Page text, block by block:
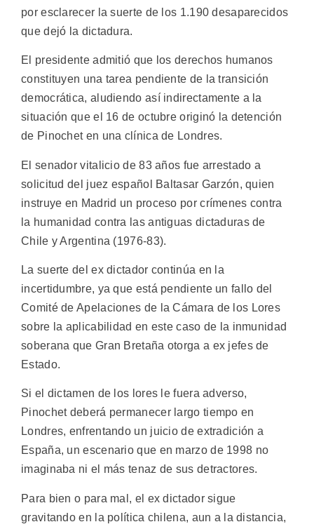
por esclarecer la suerte de los 1.190 desaparecidos
que dejó la dictadura.
El presidente admitió que los derechos humanos
constituyen una tarea pendiente de la transición
democrática, aludiendo así indirectamente a la
situación que el 16 de octubre originó la detención
de Pinochet en una clínica de Londres.
El senador vitalicio de 83 años fue arrestado a
solicitud del juez español Baltasar Garzón, quien
instruye en Madrid un proceso por crímenes contra
la humanidad contra las antiguas dictaduras de
Chile y Argentina (1976-83).
La suerte del ex dictador continúa en la
incertidumbre, ya que está pendiente un fallo del
Comité de Apelaciones de la Cámara de los Lores
sobre la aplicabilidad en este caso de la inmunidad
soberana que Gran Bretaña otorga a ex jefes de
Estado.
Si el dictamen de los lores le fuera adverso,
Pinochet deberá permanecer largo tiempo en
Londres, enfrentando un juicio de extradición a
España, un escenario que en marzo de 1998 no
imaginaba ni el más tenaz de sus detractores.
Para bien o para mal, el ex dictador sigue
gravitando en la política chilena, aun a la distancia,